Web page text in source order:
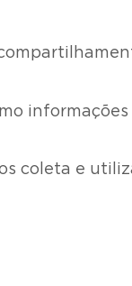
coleta e